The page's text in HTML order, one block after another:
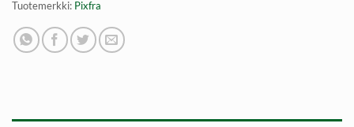
Tuotemerkki: Pixfra